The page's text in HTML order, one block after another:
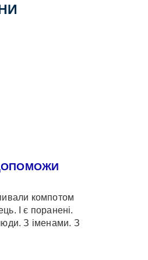
компотом
І є поранені.
З іменами. З